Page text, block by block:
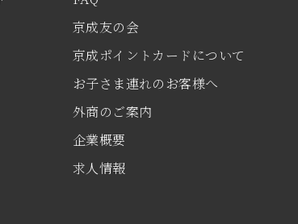
京成友の会
京成ポイントカードについて
お子さま連れのお客様へ
外商のご案内
企業概要
求人情報